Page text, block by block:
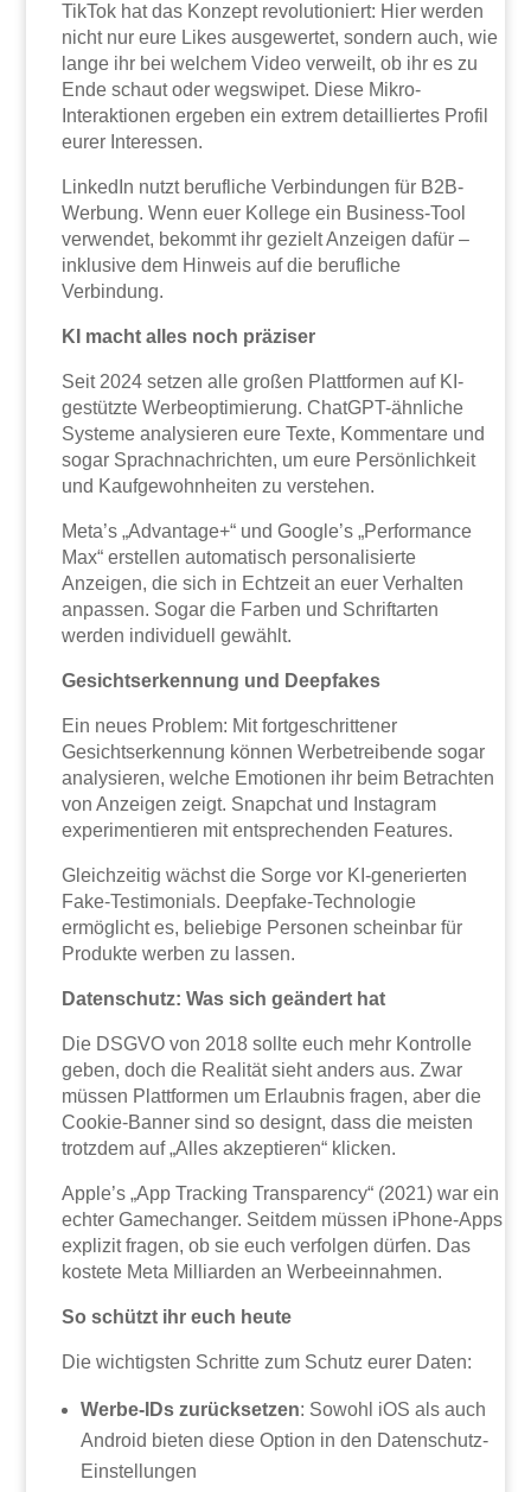
TikTok hat das Konzept revolutioniert: Hier werden
nicht nur eure Likes ausgewertet, sondern auch, wie
lange ihr bei welchem Video verweilt, ob ihr es zu
Ende schaut oder wegswipet. Diese Mikro-
Interaktionen ergeben ein extrem detailliertes Profil
eurer Interessen.
LinkedIn nutzt berufliche Verbindungen für B2B-
Werbung. Wenn euer Kollege ein Business-Tool
verwendet, bekommt ihr gezielt Anzeigen dafür –
inklusive dem Hinweis auf die berufliche
Verbindung.
KI macht alles noch präziser
Seit 2024 setzen alle großen Plattformen auf KI-
gestützte Werbeoptimierung. ChatGPT-ähnliche
Systeme analysieren eure Texte, Kommentare und
sogar Sprachnachrichten, um eure Persönlichkeit
und Kaufgewohnheiten zu verstehen.
Meta’s „Advantage+“ und Google’s „Performance
Max“ erstellen automatisch personalisierte
Anzeigen, die sich in Echtzeit an euer Verhalten
anpassen. Sogar die Farben und Schriftarten
werden individuell gewählt.
Gesichtserkennung und Deepfakes
Ein neues Problem: Mit fortgeschrittener
Gesichtserkennung können Werbetreibende sogar
analysieren, welche Emotionen ihr beim Betrachten
von Anzeigen zeigt. Snapchat und Instagram
experimentieren mit entsprechenden Features.
Gleichzeitig wächst die Sorge vor KI-generierten
Fake-Testimonials. Deepfake-Technologie
ermöglicht es, beliebige Personen scheinbar für
Produkte werben zu lassen.
Datenschutz: Was sich geändert hat
Die DSGVO von 2018 sollte euch mehr Kontrolle
geben, doch die Realität sieht anders aus. Zwar
müssen Plattformen um Erlaubnis fragen, aber die
Cookie-Banner sind so designt, dass die meisten
trotzdem auf „Alles akzeptieren“ klicken.
Apple’s „App Tracking Transparency“ (2021) war ein
echter Gamechanger. Seitdem müssen iPhone-Apps
explizit fragen, ob sie euch verfolgen dürfen. Das
kostete Meta Milliarden an Werbeeinnahmen.
So schützt ihr euch heute
Die wichtigsten Schritte zum Schutz eurer Daten:
Werbe-IDs zurücksetzen: Sowohl iOS als auch
Android bieten diese Option in den Datenschutz-
Einstellungen